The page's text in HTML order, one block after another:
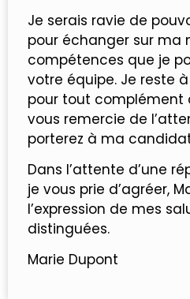
Je serais ravie de
pour échanger sur ma
compétences que je
votre équipe. Je reste
pour tout complément
vous remercie de
porterez à ma
Dans l’attente d’une
je vous prie d’agréer,
l’expression de mes
distinguées.
Marie Dupont